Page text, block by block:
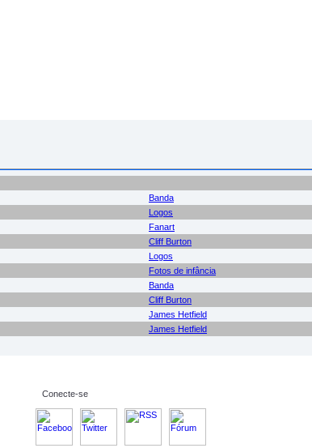
Banda
Logos
Fanart
Cliff Burton
Logos
Fotos de infância
Banda
Cliff Burton
James Hetfield
James Hetfield
Conecte-se